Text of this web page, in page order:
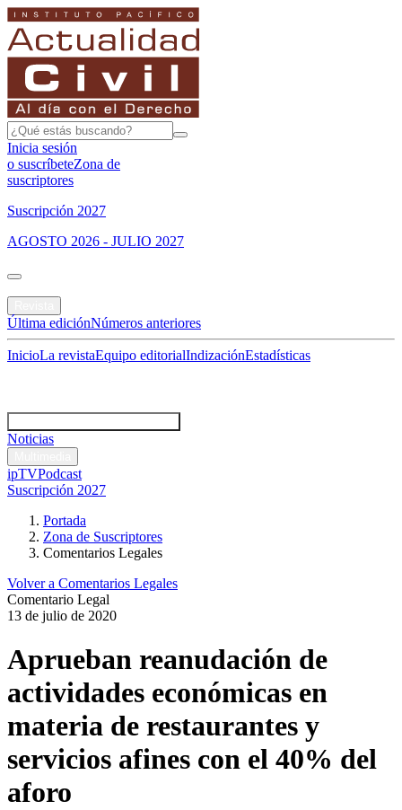
Inicia sesión
o suscríbeteZona de
suscriptores
Suscripción 2027
AGOSTO 2026 - JULIO 2027
Última ediciónNúmeros anteriores
InicioLa revistaEquipo editorialIndizaciónEstadísticas
Noticias
ipTVPodcast
Suscripción 2027
Portada
Zona de Suscriptores
Comentarios Legales
Volver a Comentarios Legales
Comentario Legal
13 de julio de 2020
Aprueban reanudación de
actividades económicas en
materia de restaurantes y
servicios afines con el 40% del
aforo